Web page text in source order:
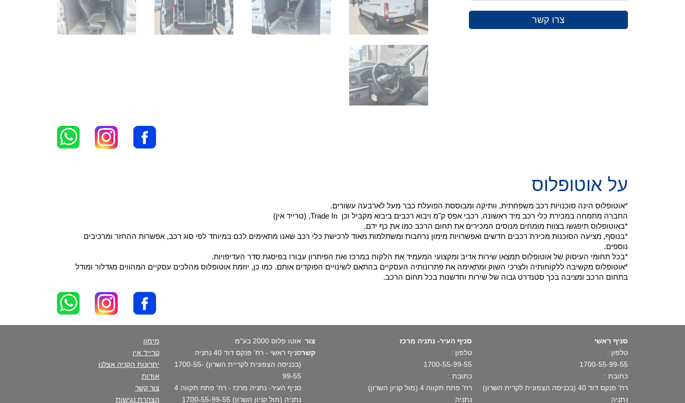
צרו קשר
על אוטופלוס
*אוטופלוס הינה סוכנויות רכב משפחתית, וותיקה ומבוססת הפועלת כבר מעל לארבעה עשורים.
החברה מתמחה במכירת כלי רכב מיד ראשונה, רכבי אפס ק"מ ויבוא רכבים ביבוא מקביל וכן Trade In, (טרייד אין)
*באוטופלוס תיפגשו בצוות מומחים מנוסים המכירים את תחום הרכב כמו את כף ידם.
*בנוסף, מציעה הסוכנות מכירת רכבים חדשים ואפשרויות מימון נרחבות ומשתלמות מאוד לרכישת כלי רכב שאנו מתאימים לכם במיוחד לפי סוג רכב, אפשרות ההחזר ומרכיבים
נוספים.
*בכל תחומי העיסוק של אוטופלוס תמצאו שירות אדיב ומקצועי המעמיד את הלקוח במרכז ואת הפיתרון עבורו בפיסגת סדר העדיפויות.
*אוטופלוס מקשיבה ללקוחותיה ולצרכי השוק ומתאימה את פתרונותיה העסקיים בהתאם לשינויים הפוקדים אותם. כמו כן, יוזמת אוטופלוס מהלכים עסקיים המהווים מגדלור ומודל
בתחום הרכב ומציבה בכך סטנדרט גבוה של שירות וחדשנות בכל תחום הרכב.
סניף ראשי
טלפון :
1700-55-99-55
כתובת :
רח' פנקס דוד 40 (בכניסה הצפונית לקרית השרון)
נתניה
סניף העיר- נתניה מרכז
טלפון :
1700-55-99-55
כתובת :
רח' פתח תקווה 4 (מול קניון השרון)
נתניה
צור
קשר
אוטו פלוס 2000 בע"מ
סניף ראשי - רח' פנקס דוד 40 נתניה
(בכניסה הצפונית לקריית השרון) 1700-55-
99-55
סניף העיר- נתניה מרכז - רח' פתח תקווה 4
נתניה (מול קניון השרון) 1700-55-99-55
מימון
טרייד אין
יתרונות הקניה אצלנו
אודות
צור קשר
הצהרת נגישות